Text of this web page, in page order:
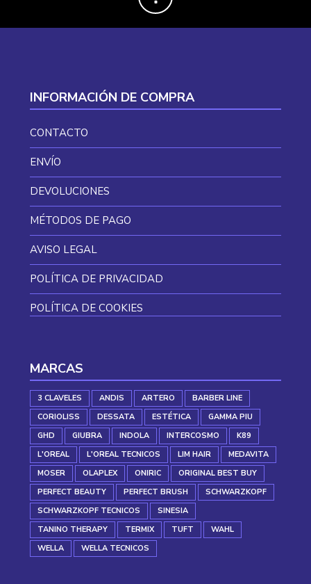
INFORMACIÓN DE COMPRA
CONTACTO
ENVÍO
DEVOLUCIONES
MÉTODOS DE PAGO
AVISO LEGAL
POLÍTICA DE PRIVACIDAD
POLÍTICA DE COOKIES
MARCAS
3 CLAVELES ANDIS ARTERO
BARBER LINE
CORIOLISS
DESSATA ESTÉTICA
GAMMA PIU
GHD
GIUBRA INDOLA INTERCOSMO
K89
L'OREAL
L'OREAL TECNICOS LIM HAIR
MEDAVITA
MOSER
OLAPLEX ONIRIC
ORIGINAL BEST BUY
PERFECT BEAUTY
PERFECT BRUSH
SCHWARZKOPF
SCHWARZKOPF TECNICOS
SINESIA
TANINO THERAPY
TERMIX TUFT
WAHL
WELLA
WELLA TECNICOS